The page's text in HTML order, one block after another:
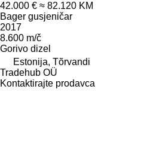
42.000 € ≈ 82.120 KM
Bager gusjeničar
2017
8.600 m/č
Gorivo dizel
Estonija, Tõrvandi
Tradehub OÜ
Kontaktirajte prodavca